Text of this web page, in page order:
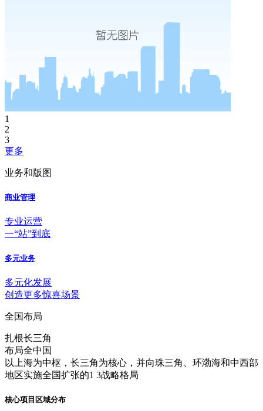
1
2
3
更多
业务和版图
商业管理
专业运营
一“站”到底
多元业务
多元化发展
创造更多惊喜场景
全国布局
扎根长三角
布局全中国
以上海为中枢，长三角为核心，并向珠三角、环渤海和中西部
地区实施全国扩张的1 3战略格局
核心项目区域分布